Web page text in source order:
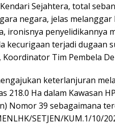
Sejahtera, total
negara, jelas
ironisnya penyelidikannya
kecurigaan terjadi dugaan
Koordinator Tim Pembela
keterlanjuran
218.0 Ha dalam Kawasan
Nomor 39 sebagaimana
SETJEN/KUM.1/10/